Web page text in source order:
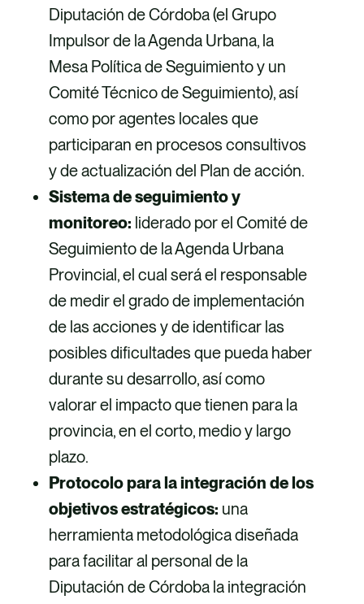
Diputación de Córdoba (el Grupo
Impulsor de la Agenda Urbana, la
Mesa Política de Seguimiento y un
Comité Técnico de Seguimiento), así
como por agentes locales que
participaran en procesos consultivos
y de actualización del Plan de acción.
Sistema de seguimiento y
monitoreo: liderado por el Comité de
Seguimiento de la Agenda Urbana
Provincial, el cual será el responsable
de medir el grado de implementación
de las acciones y de identificar las
posibles dificultades que pueda haber
durante su desarrollo, así como
valorar el impacto que tienen para la
provincia, en el corto, medio y largo
plazo.
Protocolo para la integración de los
objetivos estratégicos: una
herramienta metodológica diseñada
para facilitar al personal de la
Diputación de Córdoba la integración